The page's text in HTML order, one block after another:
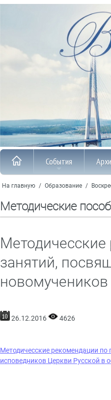
События
На главную / Образование /
Методические
занятий,
26.12.2016 4626
Методичесские рекомендации
исповедников Церкви Русской в